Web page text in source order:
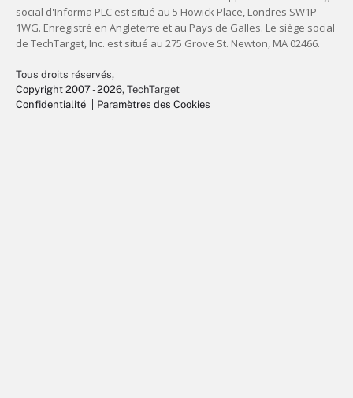
Tous droits réservés,
Copyright 2007 - 2026, TechTarget
Confidentialité
Paramètres des Cookies